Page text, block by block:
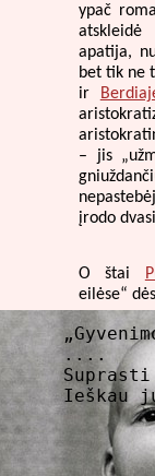
ypač
apatija,
bet tik ne
ir
– jis
įrodo
O štai
eilėse“
....
Ieškau